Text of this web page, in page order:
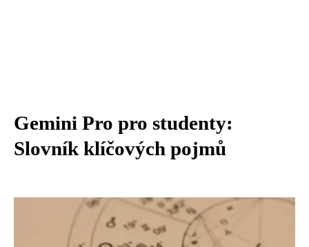
Gemini Pro pro studenty:
Slovník klíčových pojmů